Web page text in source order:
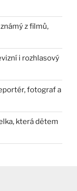
z filmů,
i rozhlasový
fotograf a
která dětem